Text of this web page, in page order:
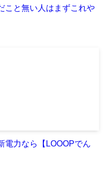
こと無い人はまずこれや
電力なら【LOOOPでん